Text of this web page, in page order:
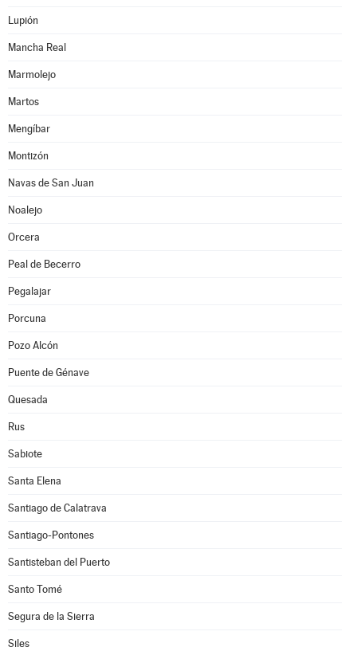
Lupión
Mancha Real
Marmolejo
Martos
Mengíbar
Montizón
Navas de San Juan
Noalejo
Orcera
Peal de Becerro
Pegalajar
Porcuna
Pozo Alcón
Puente de Génave
Quesada
Rus
Sabiote
Santa Elena
Santiago de Calatrava
Santiago-Pontones
Santisteban del Puerto
Santo Tomé
Segura de la Sierra
Siles